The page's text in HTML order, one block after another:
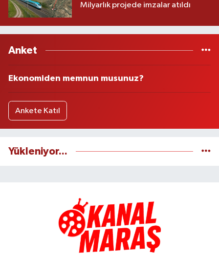
Milyarlık projede imzalar atıldı
Anket
Ekonomiden memnun musunuz?
Ankete Katıl
Yükleniyor...